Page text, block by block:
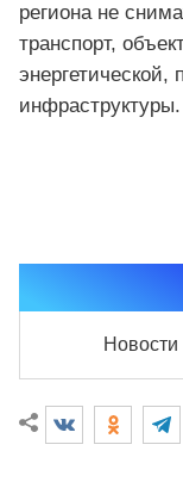
региона не
транспорт,
инфраструктуры.
Новости